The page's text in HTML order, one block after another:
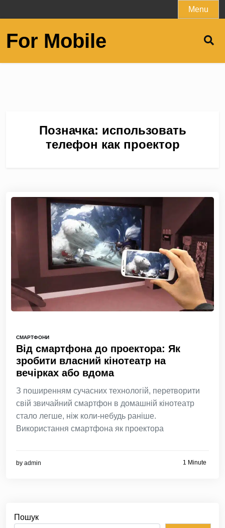
to
Menu
For Mobile
Позначка: использовать
телефон как проектор
СМАРТФОНИ
Від смартфона до проектора: Як
зробити власний кінотеатр на
вечірках або вдома
З поширенням сучасних технологій, перетворити
свій звичайний смартфон в домашній кінотеатр
стало легше, ніж коли-небудь раніше.
Використання смартфона як проектора
by admin 1 Minute
Пошук